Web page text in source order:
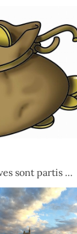
sont partis …